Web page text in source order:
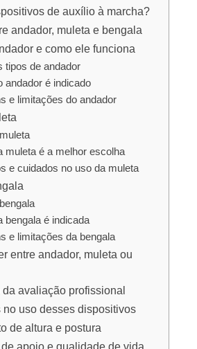
de auxílio à marcha?
andador, muleta e bengala
e como ele funciona
tipos de andador
andador é indicado
e limitações do andador
muleta é a melhor escolha
e cuidados no uso da muleta
bengala é indicada
e limitações da bengala
entre andador, muleta ou
da avaliação profissional
no uso desses dispositivos
de altura e postura
apoio e qualidade de vida